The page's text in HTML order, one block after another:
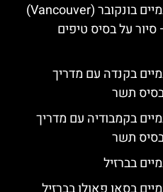
סיורים חינמיים בונקובר (Vancouver)
על בסיס טיפים
בקנדה עם מדריך
תשר
בקמבודיה עם מדריך
תשר
בברזיל